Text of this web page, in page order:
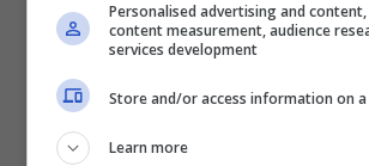
LEGGI ANCHE
livello, non faremo acquisti tanto
Thiago Motta si è buttato sul
Personalised advertising and
content measurement, audience
services development
Store and/or access information on a
Learn more